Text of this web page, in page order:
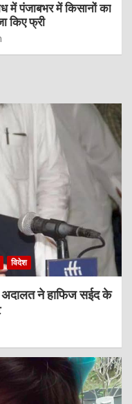
में पंजाबभर में किसानों का
किए फ्री
विदेश
ने हाफिज सईद के